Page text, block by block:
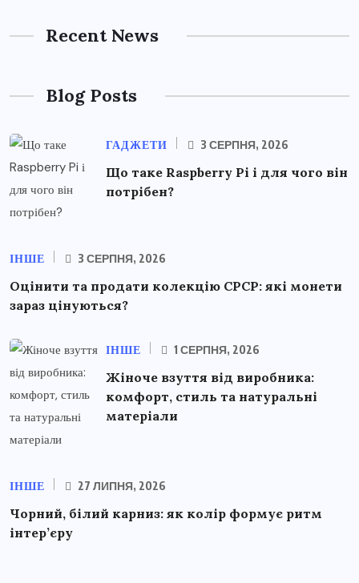
Recent News
Blog Posts
ГАДЖЕТИ 3 СЕРПНЯ, 2026
Що таке Raspberry Pi і для чого він
потрібен?
ІНШЕ 3 СЕРПНЯ, 2026
Оцінити та продати колекцію СРСР: які монети
зараз цінуються?
ІНШЕ 1 СЕРПНЯ, 2026
Жіноче взуття від виробника:
комфорт, стиль та натуральні
матеріали
ІНШЕ 27 ЛИПНЯ, 2026
Чорний, білий карниз: як колір формує ритм
інтер’єру